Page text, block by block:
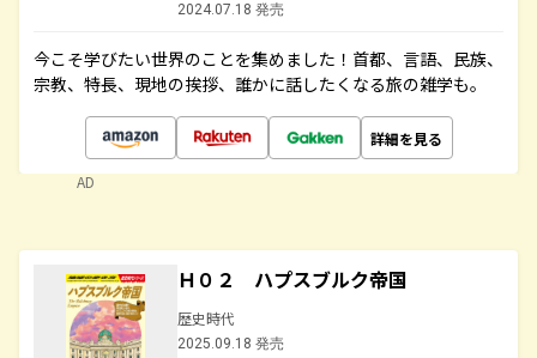
2024.07.18 発売
今こそ学びたい世界のことを集めました！首都、言語、民族、
宗教、特長、現地の挨拶、誰かに話したくなる旅の雑学も。
詳細を見る
AD
Ｈ０２ ハプスブルク帝国
歴史時代
2025.09.18 発売